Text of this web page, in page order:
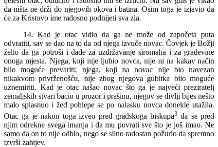
da ništa ne drži do njegovih okova i batina. Osim toga je izjavio da
će za Kristovo ime radosno podnijeti sva zla.
14. Kad je otac vidio da ga ne može od započeta puta
odvratiti, sav se dao na to da od njega izvuče novac. Čovjek je Božji
želio da ga potroši i dade za uzdržavanje siromaha i za građevine
onoga mjesta. Njega, koji nije ljubio novca, nije ni na kakav način
bilo moguće prevariti; njega, koji na novac nije bio navezan
nikakvom privrženošću, nije zbog njegova gubitka bilo moguće
uznemiriti. Kad je otac našao novac što ga je najveći preziratelj
zemaljskih stvari bacio u prozor i prašinu, njegov se divlji bijes nešto
malo splasnuo i žeđ pohlepe se po nalasku novca donekle utažila.
Otac ga je nakon toga izveo pred gradskoga biskupa3 da se pred
njim odrekne svega imanja i da mu povrati sve što je još imao. Ne
samo da on to nije odbio, nego se silno radostan požurio da spremno
izvrši zahtjev.